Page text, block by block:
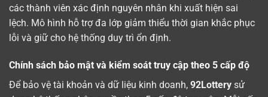
các thành viên xác định nguyên nhân khi xuất hiện sai
lệch. Mô hình hỗ trợ đa lớp giảm thiểu thời gian khắc phục
lỗi và giữ cho hệ thống duy trì ổn định.
Chính sách bảo mật và kiểm soát truy cập theo 5 cấp độ
Để bảo vệ tài khoản và dữ liệu kinh doanh, 92Lottery sử